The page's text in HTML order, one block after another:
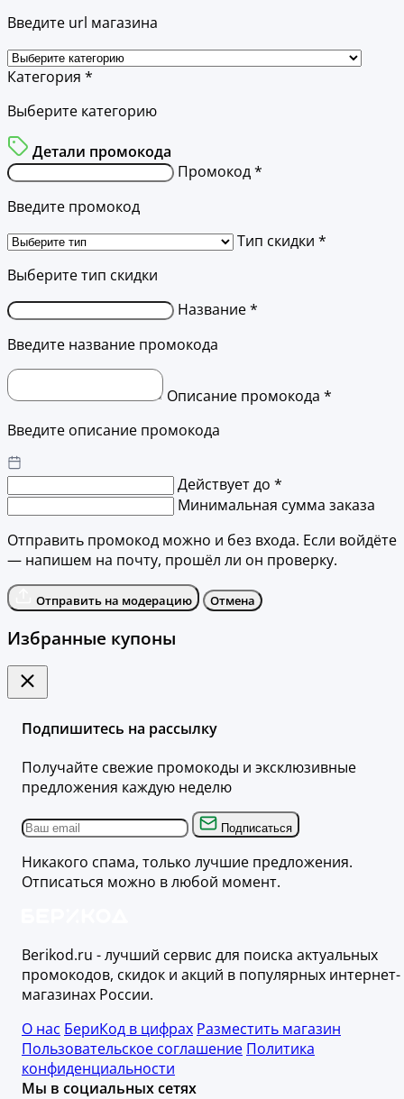
Введите url магазина
Категория *
Выберите категорию
Детали промокода
Промокод *
Введите промокод
Тип скидки *
Выберите тип скидки
Название *
Введите название промокода
Описание промокода *
Введите описание промокода
Действует до *
Минимальная сумма заказа
Отправить промокод можно и без входа. Если войдёте
— напишем на почту, прошёл ли он проверку.
Отправить на модерацию Отмена
Избранные купоны
Подпишитесь на рассылку
Получайте свежие промокоды и эксклюзивные
предложения каждую неделю
Подписаться
Никакого спама, только лучшие предложения.
Отписаться можно в любой момент.
Berikod.ru - лучший сервис для поиска актуальных
промокодов, скидок и акций в популярных интернет-
магазинах России.
О нас БериКод в цифрах Разместить магазин
Пользовательское соглашение Политика
конфиденциальности
Мы в социальных сетях